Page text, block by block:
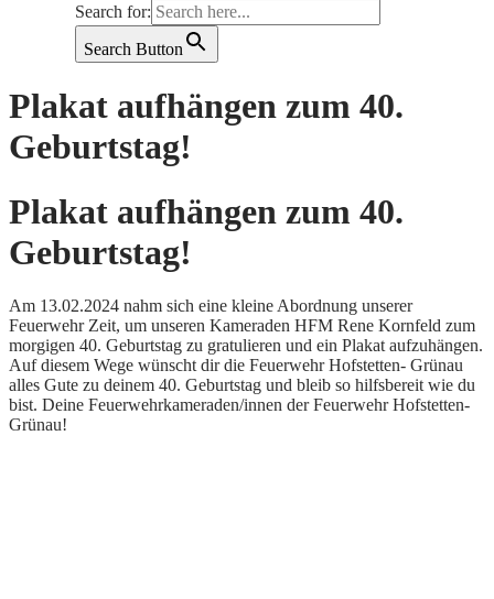
Search for:
Search Button
Plakat aufhängen zum 40.
Geburtstag!
Plakat aufhängen zum 40.
Geburtstag!
Am 13.02.2024 nahm sich eine kleine Abordnung unserer
Feuerwehr Zeit, um unseren Kameraden HFM Rene Kornfeld zum
morgigen 40. Geburtstag zu gratulieren und ein Plakat aufzuhängen.
Auf diesem Wege wünscht dir die Feuerwehr Hofstetten- Grünau
alles Gute zu deinem 40. Geburtstag und bleib so hilfsbereit wie du
bist. Deine Feuerwehrkameraden/innen der Feuerwehr Hofstetten-
Grünau!